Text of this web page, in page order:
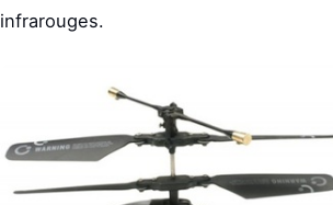
infrarouges.